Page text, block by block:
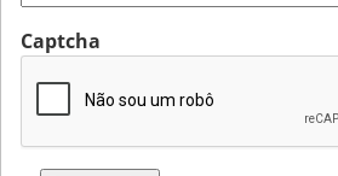
Captcha